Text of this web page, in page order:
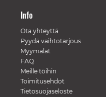
Info
Ota yhteyttä
Pyydä vaihtotarjous
Myymälät
FAQ
Meille töihin
Toimitusehdot
Tietosuojaseloste